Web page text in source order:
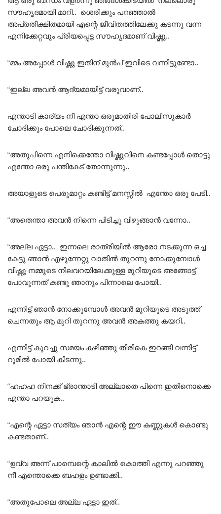
സൗഹൃദമായി മാറി.. ശെരിക്കും പറഞ്ഞാൽ
അപ്രതീക്ഷിതമായി എന്റെ ജീവിതത്തിലേക്കു കടന്നു വന്ന
എനിക്കേറ്റവും പ്രിയപ്പെട്ട സൗഹൃദമാണ് വിഷ്ണു..
“മ്മം അപ്പോൾ വിഷ്ണു ഇതിന് മുൻപ് ഇവിടെ വന്നിട്ടുണ്ടോ..
“ഇല്ല അവൻ ആദ്യമായിട്ട് വരുവാണ്..
എന്താടി കാര്യം നീ എന്താ ഒരുമാതിരി പോലീസുകാർ
ചോദിക്കും പോലെ ചോദിക്കുന്നത്..
“അതുപിന്നെ എനിക്കെന്തോ വിഷ്ണുവിനെ കണ്ടപ്പോൾ തൊട്ടു
എന്തോ ഒരു പന്തികേട് തോന്നുന്നു..
അയാളുടെ പെരുമാറ്റം കണ്ടിട്ട് മനസ്സിൽ എന്തോ ഒരു പേടി..
“അതെന്താ അവൻ നിന്നെ പിടിച്ചു വിഴുങ്ങാൻ വന്നോ..
“അല്ല ഏട്ടാ.. ഇന്നലെ രാത്രിയിൽ ആരോ നടക്കുന്ന ഒച്ച
കേട്ടു ഞാൻ എഴുന്നേറ്റു വാതിൽ തുറന്നു നോക്കുമ്പോൾ
വിഷ്ണു നമ്മുടെ നിലവറയിലേക്കുള്ള മുറിയുടെ അങ്ങോട്ട്‌
പോവുന്നത് കണ്ടു ഞാനും പിന്നാലെ പോയി..
എന്നിട്ട് ഞാൻ നോക്കുമ്പോൾ അവൻ മുറിയുടെ അടുത്ത്
ചെന്നതും ആ മുറി തുറന്നു അവൻ അകത്തു കയറി..
എന്നിട്ട് കുറച്ചു സമയം കഴിഞ്ഞു തിരികെ ഇറങ്ങി വന്നിട്ട്
റൂമിൽ പോയി കിടന്നു..
“ഹഹഹ നിനക്ക് ഭ്രാന്താടി അല്ലാതെ പിന്നെ ഇതിനൊക്കെ
എന്താ പറയുക..
“എന്റെ ഏട്ടാ സത്യം ഞാൻ എന്റെ ഈ കണ്ണുകൾ കൊണ്ടു
കണ്ടതാണ്..
“ഉവ്വ അന്ന് പാമ്പെന്റെ കാലിൽ കൊത്തി എന്നു പറഞ്ഞു
നീ എന്തൊക്കെ ബഹളം ഉണ്ടാക്കി..
“അതുപോലെ അല്ല ഏട്ടാ ഇത്..